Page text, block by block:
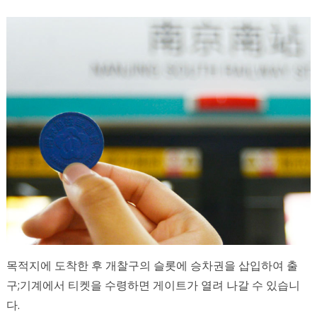
목적지에 도착한 후 개찰구의 슬롯에 승차권을 삽입하여 출
구;기계에서 티켓을 수령하면 게이트가 열려 나갈 수 있습니
다.